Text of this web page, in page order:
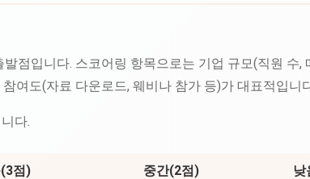
점입니다. 스코어링 항목으로는 기업 규모(직원 수,
여도(자료 다운로드, 웨비나 참가 등)가 대표적입니
다.
점) 중간(2점)